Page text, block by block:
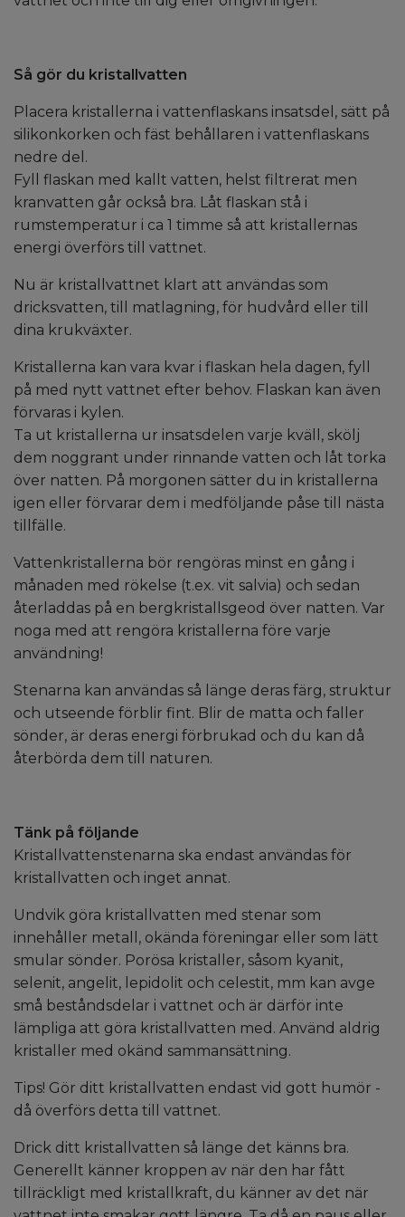
Så gör du kristallvatten
Placera kristallerna i vattenflaskans insatsdel, sätt på
silikonkorken och fäst behållaren i vattenflaskans
nedre del.
Fyll flaskan med kallt vatten, helst filtrerat men
kranvatten går också bra. Låt flaskan stå i
rumstemperatur i ca 1 timme så att kristallernas
energi överförs till vattnet.
Nu är kristallvattnet klart att användas som
dricksvatten, till matlagning, för hudvård eller till
dina krukväxter.
Kristallerna kan vara kvar i flaskan hela dagen, fyll
på med nytt vattnet efter behov. Flaskan kan även
förvaras i kylen.
Ta ut kristallerna ur insatsdelen varje kväll, skölj
dem noggrant under rinnande vatten och låt torka
över natten. På morgonen sätter du in kristallerna
igen eller förvarar dem i medföljande påse till nästa
tillfälle.
Vattenkristallerna bör rengöras minst en gång i
månaden med rökelse (t.ex. vit salvia) och sedan
återladdas på en bergkristallsgeod över natten. Var
noga med att rengöra kristallerna före varje
användning!
Stenarna kan användas så länge deras färg, struktur
och utseende förblir fint. Blir de matta och faller
sönder, är deras energi förbrukad och du kan då
återbörda dem till naturen.
Tänk på följande
Kristallvattenstenarna ska endast användas för
kristallvatten och inget annat.
Undvik göra kristallvatten med stenar som
innehåller metall, okända föreningar eller som lätt
smular sönder. Porösa kristaller, såsom kyanit,
selenit, angelit, lepidolit och celestit, mm kan avge
små beståndsdelar i vattnet och är därför inte
lämpliga att göra kristallvatten med. Använd aldrig
kristaller med okänd sammansättning.
Tips! Gör ditt kristallvatten endast vid gott humör -
då överförs detta till vattnet.
Drick ditt kristallvatten så länge det känns bra.
Generellt känner kroppen av när den har fått
tillräckligt med kristallkraft, du känner av det när